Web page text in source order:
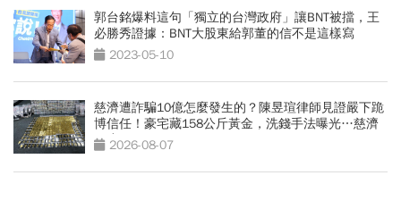
郭台銘爆料這句「獨立的台灣政府」讓BNT被擋，王
必勝秀證據：BNT大股東給郭董的信不是這樣寫
2023-05-10
慈濟遭詐騙10億怎麼發生的？陳昱瑄律師見證嚴下跪
博信任！豪宅藏158公斤黃金，洗錢手法曝光…慈濟
回應了
2026-08-07